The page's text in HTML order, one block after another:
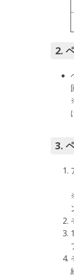
2.
3.